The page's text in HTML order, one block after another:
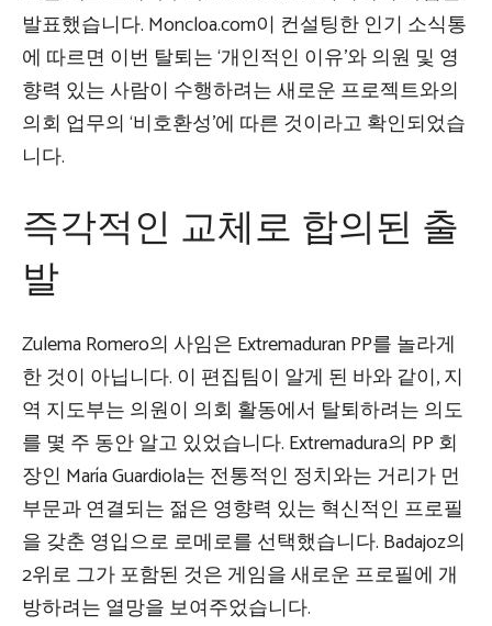
발표했습니다. Moncloa.com이 컨설팅한 인기 소식통
에 따르면 이번 탈퇴는 ‘개인적인 이유’와 의원 및 영
향력 있는 사람이 수행하려는 새로운 프로젝트와의
의회 업무의 ‘비호환성’에 따른 것이라고 확인되었습
니다.
즉각적인 교체로 합의된 출
발
Zulema Romero의 사임은 Extremaduran PP를 놀라게
한 것이 아닙니다. 이 편집팀이 알게 된 바와 같이, 지
역 지도부는 의원이 의회 활동에서 탈퇴하려는 의도
를 몇 주 동안 알고 있었습니다. Extremadura의 PP 회
장인 María Guardiola는 전통적인 정치와는 거리가 먼
부문과 연결되는 젊은 영향력 있는 혁신적인 프로필
을 갖춘 영입으로 로메로를 선택했습니다. Badajoz의
2위로 그가 포함된 것은 게임을 새로운 프로필에 개
방하려는 열망을 보여주었습니다.